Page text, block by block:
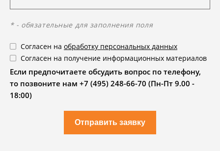
* - обязательные для заполнения поля
Согласен на обработку персональных данных
Согласен на получение информационных материалов
Если предпочитаете обсудить вопрос по телефону,
то позвоните нам +7 (495) 248-66-70 (Пн-Пт 9.00 -
18:00)
Отправить заявку